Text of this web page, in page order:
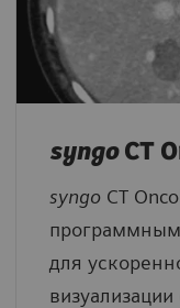
syngoCT
syngo CT
для